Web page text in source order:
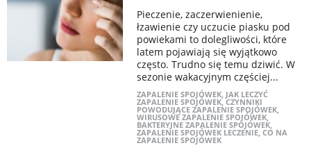
Pieczenie, zaczerwienienie,
łzawienie czy uczucie piasku pod
powiekami to dolegliwości, które
latem pojawiają się wyjątkowo
często. Trudno się temu dziwić. W
sezonie wakacyjnym częściej...
ZAPALENIE SPOJÓWEK, JAK LECZYĆ
ZAPALENIE SPOJÓWEK,CZYNNIKI
POWODUJĄCE ZAPALENIE SPOJÓWEK,
WIRUSOWE ZAPALENIE SPOJÓWEK,
BAKTERYJNE ZAPALENIE SPOJÓWEK,
ZAPALENIE SPOJÓWEK LECZENIE, CO NA
ZAPALENIE SPOJÓWEK